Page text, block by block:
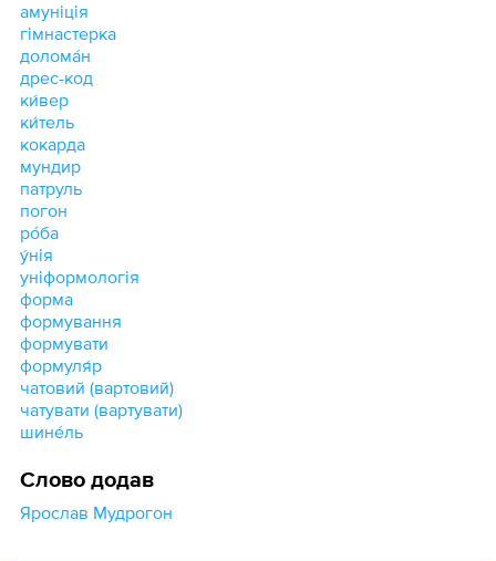
амуніція
гімнастерка
долома́н
дрес-код
ки́вер
ки́тель
кокарда
мундир
патруль
погон
ро́ба
у́нія
уніформологія
форма
формування
формувати
формуля́р
чатовий (вартовий)
чатувати (вартувати)
шине́ль
Слово додав
Ярослав Мудрогон